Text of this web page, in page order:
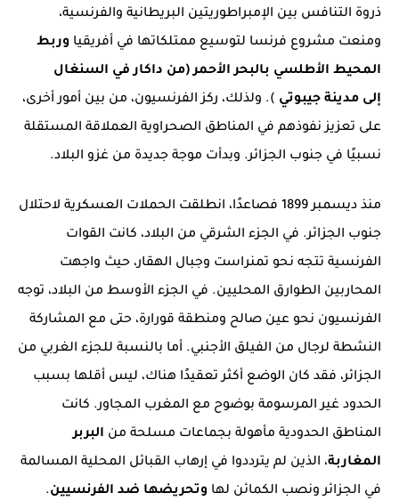
ذروة التنافس بين الإمبراطوريتين البريطانية والفرنسية،
ومنعت مشروع فرنسا لتوسيع ممتلكاتها في أفريقيا وربط
المحيط الأطلسي بالبحر الأحمر (من داكارفي السنغال
إلى مدينة جيبوتي ). ولذلك، ركز الفرنسيون، من بين أمور أخرى،
على تعزيز نفوذهم في المناطق الصحراوية العملاقة المستقلة
نسبيًا في جنوب الجزائر. وبدأت موجة جديدة من غزو البلاد.
منذ ديسمبر 1899 فصاعدًا، انطلقت الحملات العسكرية لاحتلال
جنوب الجزائر. في الجزء الشرقي من البلاد، كانت القوات
الفرنسية تتجه نحو تمنراست وجبال الهقار، حيث واجهت
المحاربين الطوارق المحليين. في الجزء الأوسط من البلاد، توجه
الفرنسيون نحو عين صالح ومنطقة قورارة، حتى مع المشاركة
النشطة لرجال من الفيلق الأجنبي. أما بالنسبة للجزء الغربي من
الجزائر، فقد كان الوضع أكثر تعقيدًا هناك، ليس أقلها بسبب
الحدود غير المرسومة بوضوح مع المغرب المجاور. كانت
المناطق الحدودية مأهولة بجماعات مسلحة من البربر
المغاربة، الذين لم يترددوا في إرهاب القبائل المحلية المسالمة
في الجزائر ونصب الكمائن لها وتحريضها ضد الفرنسيين.